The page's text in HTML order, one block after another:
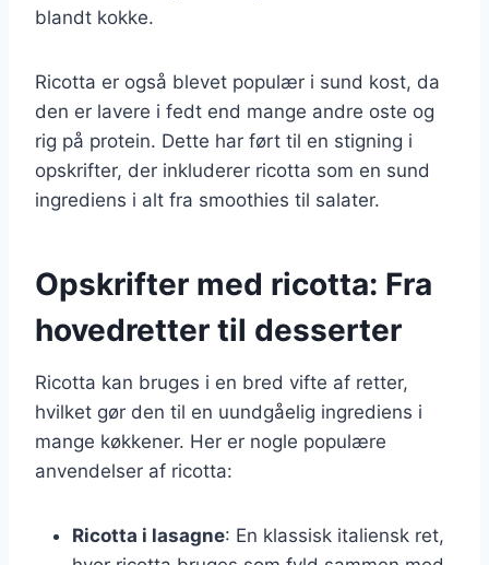
blandt kokke.
Ricotta er også blevet populær i sund kost, da
den er lavere i fedt end mange andre oste og
rig på protein. Dette har ført til en stigning i
opskrifter, der inkluderer ricotta som en sund
ingrediens i alt fra smoothies til salater.
Opskrifter med ricotta: Fra
hovedretter til desserter
Ricotta kan bruges i en bred vifte af retter,
hvilket gør den til en uundgåelig ingrediens i
mange køkkener. Her er nogle populære
anvendelser af ricotta:
Ricotta i lasagne: En klassisk italiensk ret,